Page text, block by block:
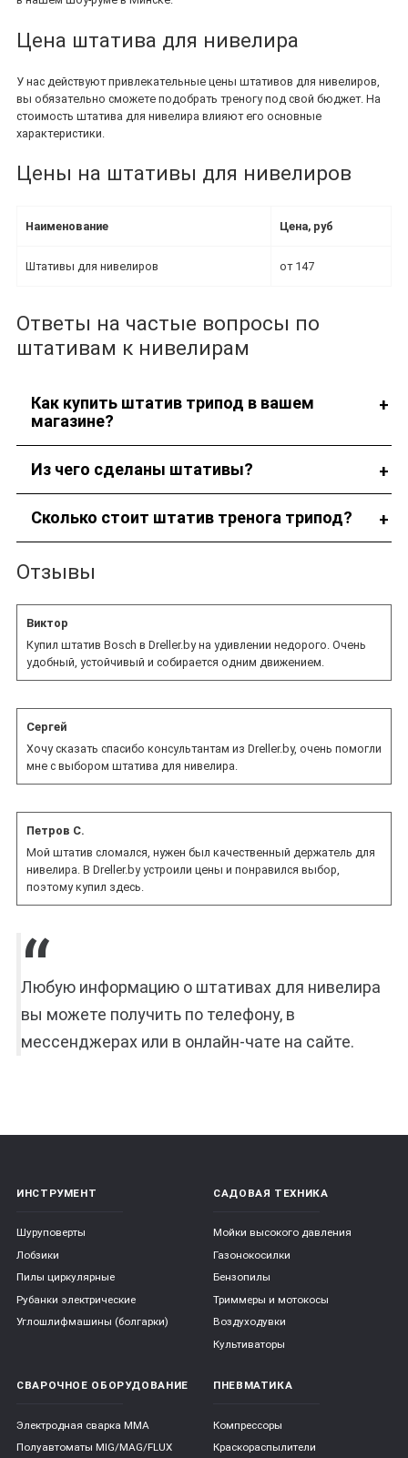
Цена штатива для нивелира
У нас действуют привлекательные цены штативов для нивелиров,
вы обязательно сможете подобрать треногу под свой бюджет. На
стоимость штатива для нивелира влияют его основные
характеристики.
Цены на штативы для нивелиров
Наименование Цена, руб
Штативы для нивелиров от 147
Ответы на частые вопросы по
штативам к нивелирам
Как купить штатив трипод в вашем
магазине?
Оформите заказ в каталоге либо по телефону.
Из чего сделаны штативы?
Штативы изготовлены из прочных материалов, например,
алюминиевого сплава.
Сколько стоит штатив тренога трипод?
стоимость в каталоге или у наших сотрудников.
Отзывы
Виктор
Купил штатив Bosch в Dreller.by на удивлении недорого. Очень
удобный, устойчивый и собирается одним движением.
Сергей
Хочу сказать спасибо консультантам из Dreller.by, очень помогли
мне с выбором штатива для нивелира.
Петров С.
Мой штатив сломался, нужен был качественный держатель для
нивелира. В Dreller.by устроили цены и понравился выбор,
поэтому купил здесь.
Любую информацию о штативах для нивелира
вы можете получить по телефону, в
мессенджерах или в онлайн-чате на сайте.
ИНСТРУМЕНТ
Шуруповерты
Лобзики
Пилы циркулярные
Рубанки электрические
Углошлифмашины (болгарки)
САДОВАЯ ТЕХНИКА
Мойки высокого давления
Газонокосилки
Бензопилы
Триммеры и мотокосы
Воздуходувки
Культиваторы
СВАРОЧНОЕ ОБОРУДОВАНИЕ
Электродная сварка ММА
Полуавтоматы MIG/MAG/FLUX
ПНЕВМАТИКА
Компрессоры
Краскораспылители